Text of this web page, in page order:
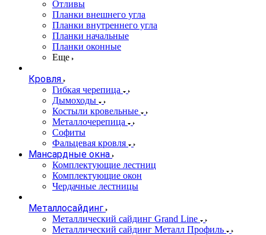
Отливы
Планки внешнего угла
Планки внутреннего угла
Планки начальные
Планки оконные
Еще
Кровля
Гибкая черепица
Дымоходы
Костыли кровельные
Металлочерепица
Софиты
Фальцевая кровля
Мансардные окна
Комплектующие лестниц
Комплектующие окон
Чердачные лестницы
Металлосайдинг
Металлический сайдинг Grand Line
Металлический сайдинг Металл Профиль